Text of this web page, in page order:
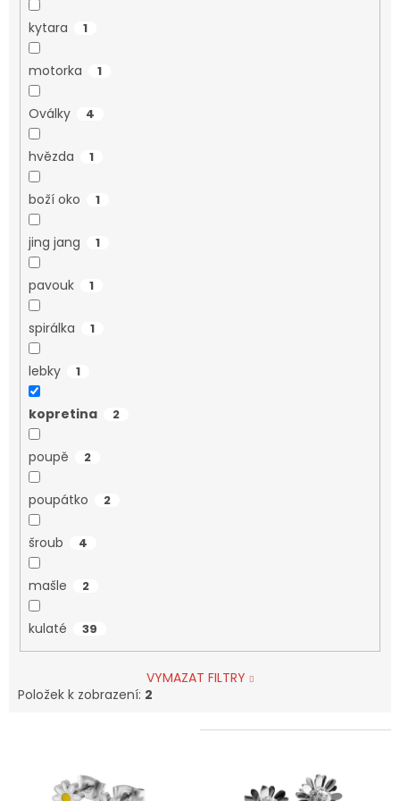
kytara 1
motorka 1
Oválky 4
hvězda 1
boží oko 1
jing jang 1
pavouk 1
spirálka 1
lebky 1
kopretina 2
poupě 2
poupátko 2
šroub 4
mašle 2
kulaté 39
VYMAZAT FILTRY
Položek k zobrazení: 2